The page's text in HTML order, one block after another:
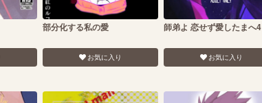
部分化する私の愛
お気に入り
師弟よ 恋せず愛したまへ4
お気に入り